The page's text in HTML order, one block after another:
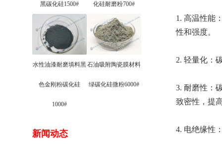
黑碳化硅1500# 化硅耐磨粉700#
水性油漆耐磨填料黑
色金刚粉碳化硅
1000#
石油吸附陶瓷膜材料
绿碳化硅微粉6000#
新闻动态
1. 高温性能
性和强度。
2. 轻量化：
3. 耐磨性：
致密性，提
4. 电绝缘性